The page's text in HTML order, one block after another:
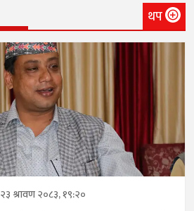
थप
२३ श्रावण २०८३, १९:२०